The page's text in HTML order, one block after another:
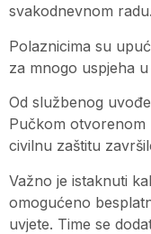
svakodnevnom radu.
Polaznicima su
za mnogo uspjeha
Od službenog
Pučkom otvorenom
civilnu zaštitu
Važno je istaknuti
omogućeno
uvjete. Time se